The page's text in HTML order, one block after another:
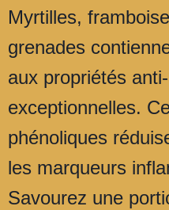
Myrtilles,
grenades
aux propriétés
exceptionnelles.
phénoliques
les marqueurs
Savourez une